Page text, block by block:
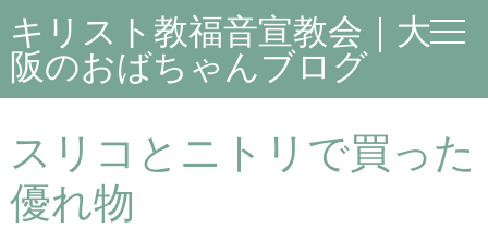
キリスト教福音宣教会｜大
阪のおばちゃんブログ
スリコとニトリで買った
優れ物